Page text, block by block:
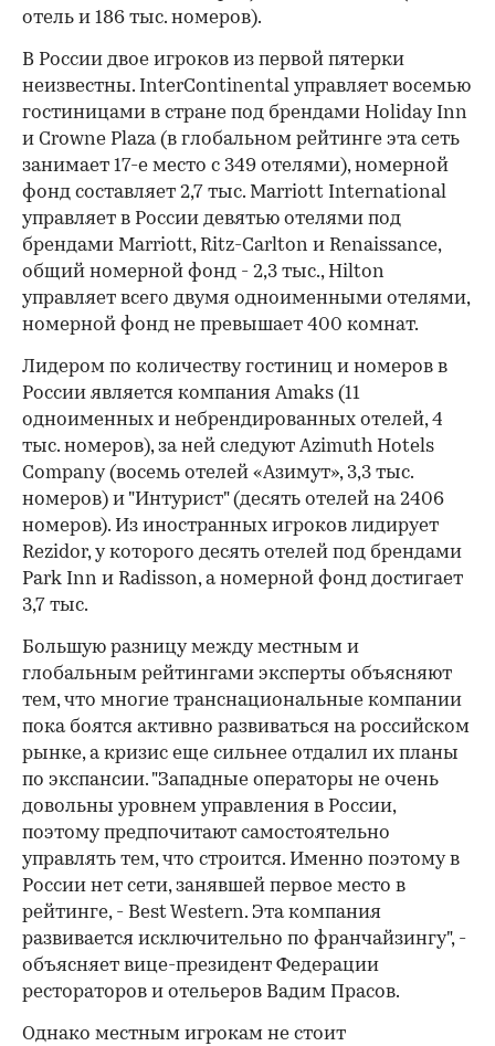
отель и 186 тыс. номеров).
В России двое игроков из первой пятерки
неизвестны. Inter­Con­ti­nental управляет восемью
гостиницами в стране под брендами Holiday Inn
и Crowne Plaza (в глобальном рейтинге эта сеть
занимает 17-е место с 349 отелями), номерной
фонд составляет 2,7 тыс. Marriott International
управляет в России девятью отелями под
брендами Marriott, Ritz-Carlton и Renaissance,
общий номерной фонд - 2,3 тыс., Hilton
управляет всего двумя одноименными отелями,
номерной фонд не превышает 400 комнат.
Лидером по количеству гостиниц и номеров в
России является компания Amaks (11
одноименных и небрендированных отелей, 4
тыс. номеров), за ней следуют Azimuth Hotels
Company (восемь отелей «Азимут», 3,3 тыс.
номеров) и "Интурист" (десять отелей на 2406
номеров). Из иностранных игроков лидирует
Rezidor, у которого десять отелей под брендами
Park Inn и Radisson, а номерной фонд достигает
3,7 тыс.
Большую разницу между мест­ным и
глобальным рейтингами эксперты объясняют
тем, что многие транснациональные компании
пока боятся активно развиваться на российском
рынке, а кризис еще сильнее отдалил их планы
по экспансии. "Западные операторы не очень
довольны уровнем управления в России,
поэтому предпочитают самостоятельно
управлять тем, что строится. Именно поэтому в
России нет сети, занявшей первое место в
рейтинге, - Best Western. Эта компания
развивается исключительно по франчайзингу", -
объясняет вице-президент Федерации
рестораторов и отельеров Вадим Прасов.
Однако местным игрокам не стоит